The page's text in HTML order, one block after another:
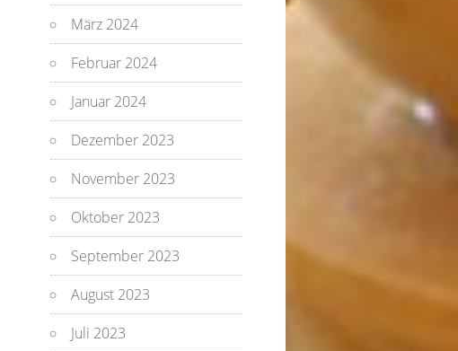
März 2024
Februar 2024
Januar 2024
Dezember 2023
November 2023
Oktober 2023
September 2023
August 2023
Juli 2023